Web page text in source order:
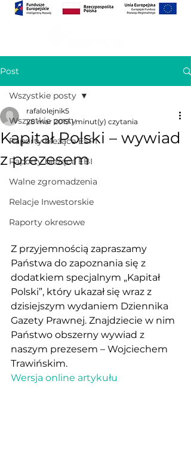
Post
Wszystkie posty
Raporty bieżące ESPI
Raporty bieżące EBI
Walne zgromadzenia
Relacje Inwestorskie
Raporty okresowe
Wszystkie posty
Kapitał Polski – wywiad
z prezesem
rafalolejnik5
28 mar 2019 1 minut(y) czytania
Z przyjemnością zapraszamy
Państwa do zapoznania się z
dodatkiem specjalnym „Kapitał
Polski”, który ukazał się wraz z
dzisiejszym wydaniem Dziennika
Gazety Prawnej. Znajdziecie w nim
Państwo obszerny wywiad z
naszym prezesem – Wojciechem
Trawińskim.
Wersja online artykułu